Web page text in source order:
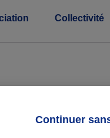
Collectivité
d’exclusion et
sont des outils
Continuer